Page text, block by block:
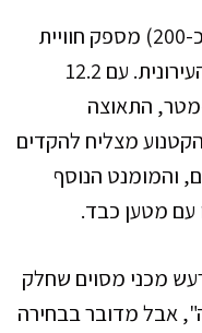
המנוע בנפח 169 סמ"ק (שמשווק כ-200) מספק חוויית
רכיבה מרשימה במיוחד בסביבה העירונית. עם 12.2
של 12.5 ניוטון-מטר, התאוצה
מצליח להקדים
ברמזורים, והמומנט הנוסף
עם מטען כבד.
מכני מסוים שחלק
אבל מדובר בבחירה